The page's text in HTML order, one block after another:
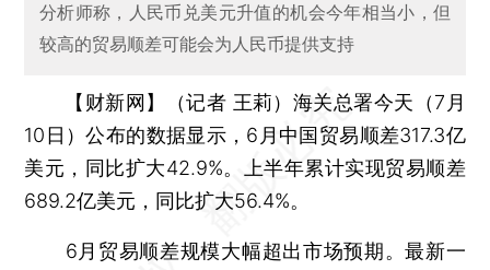
分析师称，人民币兑美元升值的机会今年相当小，但
较高的贸易顺差可能会为人民币提供支持
【财新网】（记者 王莉） 海关总署今天（7月
10日）公布的数据显示，6月中国贸易顺差317.3亿
美元，同比扩大42.9%。上半年累计实现贸易顺差
689.2亿美元，同比扩大56.4%。
6月贸易顺差规模大幅超出市场预期。最新一